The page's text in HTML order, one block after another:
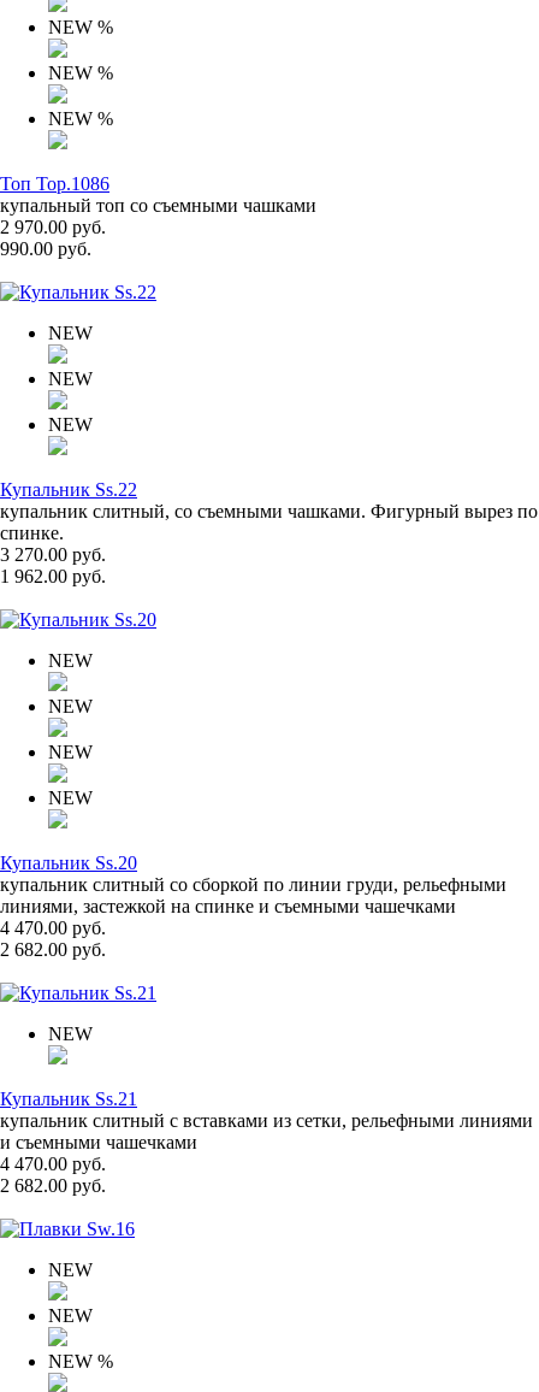
NEW %
NEW %
NEW %
Топ Top.1086
купальный топ со съемными чашками
2 970.00 руб.
990.00 руб.
NEW
NEW
NEW
Купальник Ss.22
купальник слитный, со съемными чашками. Фигурный вырез по
спинке.
3 270.00 руб.
1 962.00 руб.
NEW
NEW
NEW
NEW
Купальник Ss.20
купальник слитный со сборкой по линии груди, рельефными
линиями, застежкой на спинке и съемными чашечками
4 470.00 руб.
2 682.00 руб.
NEW
Купальник Ss.21
купальник слитный с вставками из сетки, рельефными линиями
и съемными чашечками
4 470.00 руб.
2 682.00 руб.
NEW
NEW
NEW %